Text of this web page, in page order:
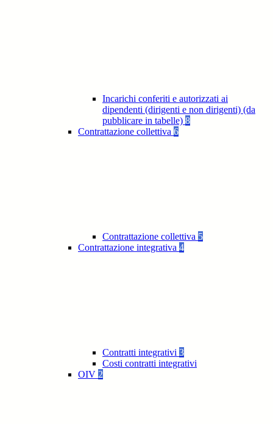
Incarichi conferiti e autorizzati ai
dipendenti (dirigenti e non dirigenti) (da
pubblicare in tabelle) 8
Contrattazione collettiva 6
Contrattazione collettiva 5
Contrattazione integrativa 4
Contratti integrativi 3
Costi contratti integrativi
OIV 2